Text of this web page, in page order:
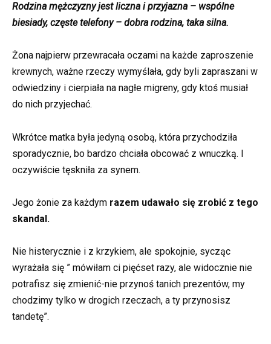
Rodzina mężczyzny jest liczna i przyjazna – wspólne
biesiady, częste telefony – dobra rodzina, taka silna.
Żona najpierw przewracała oczami na każde zaproszenie
krewnych, ważne rzeczy wymyślała, gdy byli zapraszani w
odwiedziny i cierpiała na nagłe migreny, gdy ktoś musiał
do nich przyjechać.
Wkrótce matka była jedyną osobą, która przychodziła
sporadycznie, bo bardzo chciała obcować z wnuczką. I
oczywiście tęskniła za synem.
Jego żonie za każdym razem udawało się zrobić z tego
skandal.
Nie histerycznie i z krzykiem, ale spokojnie, sycząc
wyrażała się ” mówiłam ci pięćset razy, ale widocznie nie
potrafisz się zmienić-nie przynoś tanich prezentów, my
chodzimy tylko w drogich rzeczach, a ty przynosisz
tandetę”.